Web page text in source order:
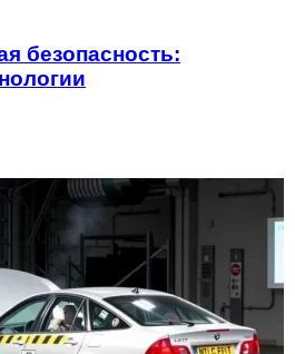
безопасность: